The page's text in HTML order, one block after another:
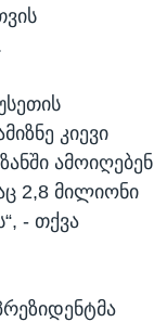
კიევი
ამოიღებენ
2,8 მილიონი
- თქვა